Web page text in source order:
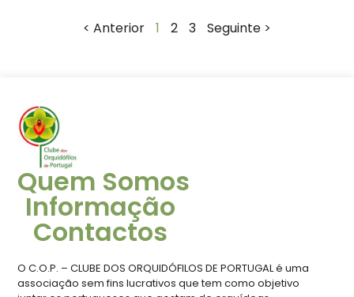
< Anterior 1 2 3 Seguinte >
Quem Somos
Informação
Contactos
O C.O.P. – CLUBE DOS ORQUIDÓFILOS DE PORTUGAL é uma
associação sem fins lucrativos que tem como objetivo